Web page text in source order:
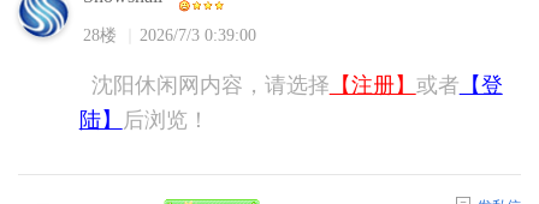
28楼 2026/7/3 0:39:00
沈阳休闲网内容，请选择 【注册】 或者 【登
陆】
后浏览！